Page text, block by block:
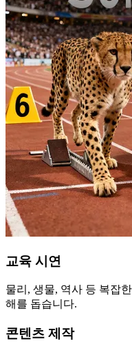
교육 시연
물리, 생물, 역사 등 복잡
해를 돕습니다.
콘텐츠 제작